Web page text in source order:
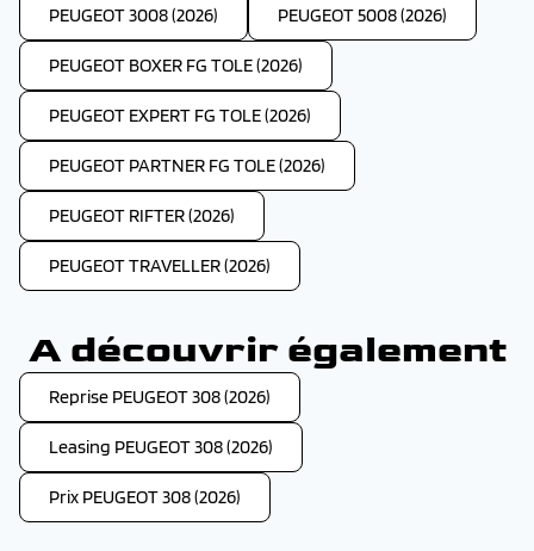
PEUGEOT 3008 (2026) PEUGEOT 5008 (2026)
PEUGEOT BOXER FG TOLE (2026)
PEUGEOT EXPERT FG TOLE (2026)
PEUGEOT PARTNER FG TOLE (2026)
PEUGEOT RIFTER (2026)
PEUGEOT TRAVELLER (2026)
A découvrir également
Reprise PEUGEOT 308 (2026)
Leasing PEUGEOT 308 (2026)
Prix PEUGEOT 308 (2026)